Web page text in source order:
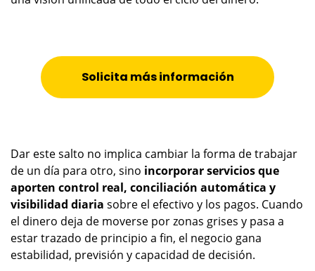
Solicita más información
Dar este salto no implica cambiar la forma de trabajar
de un día para otro, sino incorporar servicios que
aporten control real, conciliación automática y
visibilidad diaria sobre el efectivo y los pagos. Cuando
el dinero deja de moverse por zonas grises y pasa a
estar trazado de principio a fin, el negocio gana
estabilidad, previsión y capacidad de decisión.